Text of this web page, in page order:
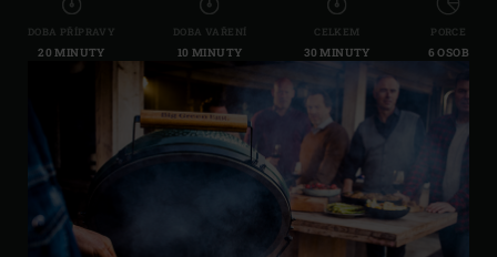
DOBA PŘÍPRAVY
20 MINUTY
DOBA VAŘENÍ
10 MINUTY
CELKEM
30 MINUTY
PORCE
6 OSOB